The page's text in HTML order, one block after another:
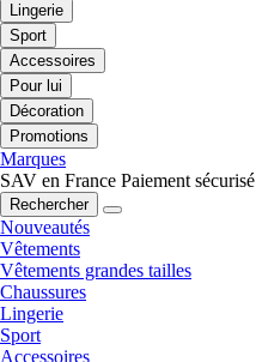
Lingerie
Sport
Accessoires
Pour lui
Décoration
Promotions
Marques
SAV en France Paiement sécurisé
Rechercher
Nouveautés
Vêtements
Vêtements grandes tailles
Chaussures
Lingerie
Sport
Accessoires